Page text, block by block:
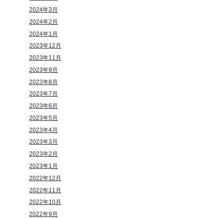
2024年3月
2024年2月
2024年1月
2023年12月
2023年11月
2023年9月
2023年8月
2023年7月
2023年6月
2023年5月
2023年4月
2023年3月
2023年2月
2023年1月
2022年12月
2022年11月
2022年10月
2022年9月